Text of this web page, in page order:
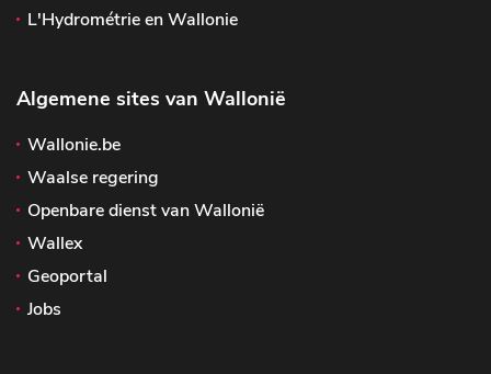
L'Hydrométrie en Wallonie
Algemene sites van Wallonië
Wallonie.be
Waalse regering
Openbare dienst van Wallonië
Wallex
Geoportal
Jobs